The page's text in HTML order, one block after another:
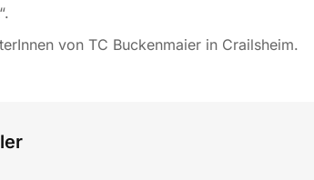
von TC Buckenmaier in Crailsheim.